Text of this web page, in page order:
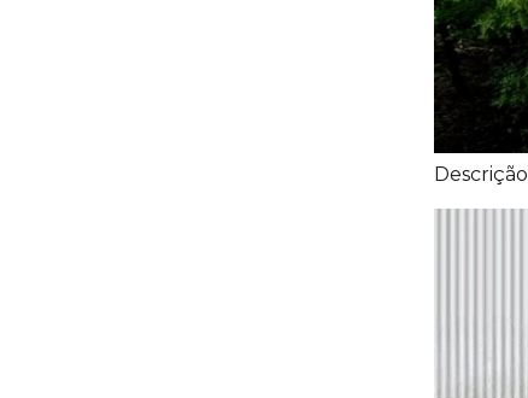
Descrição